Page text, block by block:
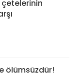
çetelerinin
ölümsüzdür!